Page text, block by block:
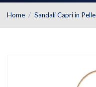
Home Sandali Capri in Pelle